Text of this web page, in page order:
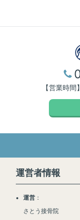
【営業時
運営者情報
運営：
さとう接骨院